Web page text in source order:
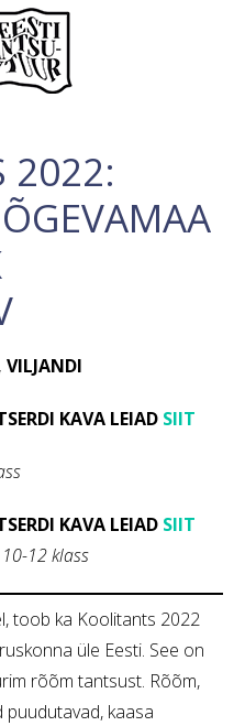
2022:
VILJANDI
KAVA LEIAD SIIT
KAVA LEIAD SIIT
12 klass
toob ka Koolitants 2022
üle Eesti. See on
rõõm tantsust. Rõõm,
kaasa